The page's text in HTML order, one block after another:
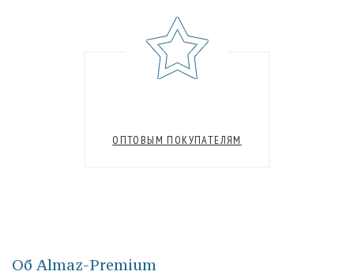
ОПТОВЫМ ПОКУПАТЕЛЯМ
Об Almaz-Premium